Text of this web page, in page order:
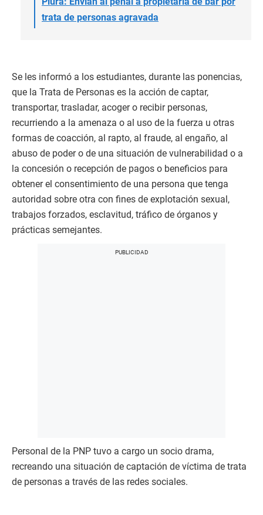
trata de personas agravada
Se les informó a los estudiantes, durante las ponencias,
que la Trata de Personas es la acción de captar,
transportar, trasladar, acoger o recibir personas,
recurriendo a la amenaza o al uso de la fuerza u otras
formas de coacción, al rapto, al fraude, al engaño, al
abuso de poder o de una situación de vulnerabilidad o a
la concesión o recepción de pagos o beneficios para
obtener el consentimiento de una persona que tenga
autoridad sobre otra con fines de explotación sexual,
trabajos forzados, esclavitud, tráfico de órganos y
prácticas semejantes.
Personal de la PNP tuvo a cargo un socio drama,
recreando una situación de captación de víctima de trata
de personas a través de las redes sociales.